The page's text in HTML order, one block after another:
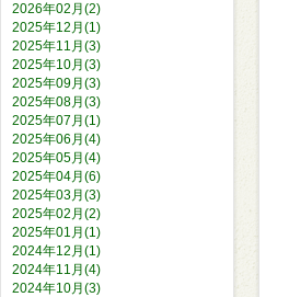
2026年02月(2)
2025年12月(1)
2025年11月(3)
2025年10月(3)
2025年09月(3)
2025年08月(3)
2025年07月(1)
2025年06月(4)
2025年05月(4)
2025年04月(6)
2025年03月(3)
2025年02月(2)
2025年01月(1)
2024年12月(1)
2024年11月(4)
2024年10月(3)